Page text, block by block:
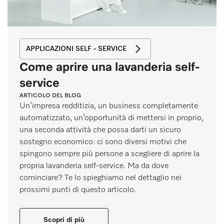
APPLICAZIONI SELF - SERVICE
Come aprire una lavanderia self-
service
ARTICOLO DEL BLOG
Un’impresa redditizia, un business completamente
automatizzato, un’opportunità di mettersi in proprio,
una seconda attività che possa darti un sicuro
sostegno economico: ci sono diversi motivi che
spingono sempre più persone a scegliere di aprire la
propria lavanderia self-service. Ma da dove
cominciare? Te lo spieghiamo nel dettaglio nei
prossimi punti di questo articolo.
Scopri di più